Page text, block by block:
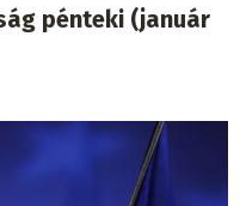
pénteki (január